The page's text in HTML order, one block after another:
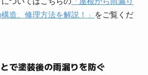
造、修理方法を解説！」
をご覧くだ
で塗装後の雨漏りを防ぐ